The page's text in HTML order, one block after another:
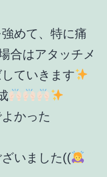
めて、特に痛
合はアタッチメ
ていきます
かった
いました((